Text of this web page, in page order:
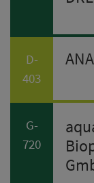
D-
403
G-
720